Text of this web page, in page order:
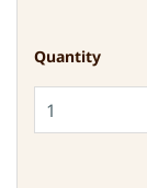
Quantity